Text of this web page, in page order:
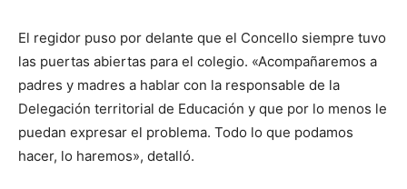
El regidor puso por delante que el Concello siempre tuvo
las puertas abiertas para el colegio. «Acompañaremos a
padres y madres a hablar con la responsable de la
Delegación territorial de Educación y que por lo menos le
puedan expresar el problema. Todo lo que podamos
hacer, lo haremos», detalló.